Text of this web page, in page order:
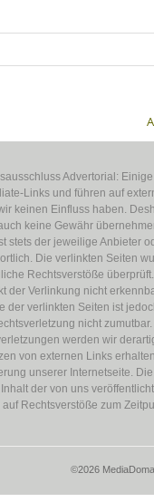
Advertorial:
Links und führen auf
keinen Einfluss haben.
keine Gewähr
stets der jeweilige Anbieter
Die verlinkten Seiten
Rechtsverstöße
der Verlinkung nicht
der verlinkten Seiten ist
nicht
werden wir
von externen Links
unserer Internetseite.
der von uns
auf Rechtsverstöße zum
©2026